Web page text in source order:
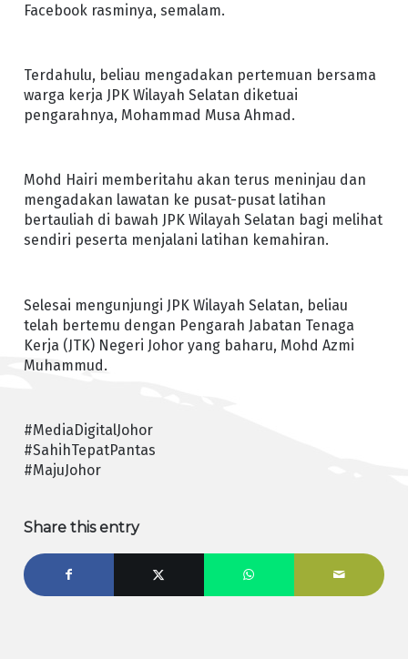
Facebook rasminya, semalam.
Terdahulu, beliau mengadakan pertemuan bersama
warga kerja JPK Wilayah Selatan diketuai
pengarahnya, Mohammad Musa Ahmad.
Mohd Hairi memberitahu akan terus meninjau dan
mengadakan lawatan ke pusat-pusat latihan
bertauliah di bawah JPK Wilayah Selatan bagi melihat
sendiri peserta menjalani latihan kemahiran.
Selesai mengunjungi JPK Wilayah Selatan, beliau
telah bertemu dengan Pengarah Jabatan Tenaga
Kerja (JTK) Negeri Johor yang baharu, Mohd Azmi
Muhammud.
#MediaDigitalJohor
#SahihTepatPantas
#MajuJohor
Share this entry